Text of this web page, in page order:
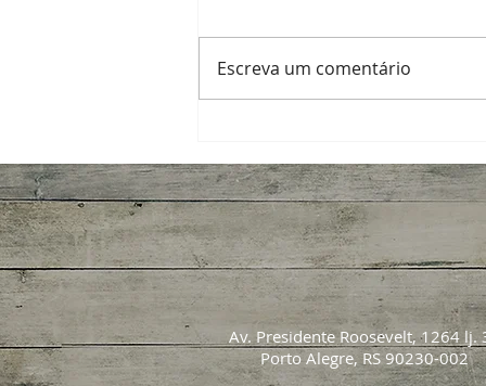
doenças para proteger próxima
safra de noz-pecã
Escreva um comentário
Av. Presidente Roosevelt, 1264 lj.
Porto Alegre, RS 90230-002